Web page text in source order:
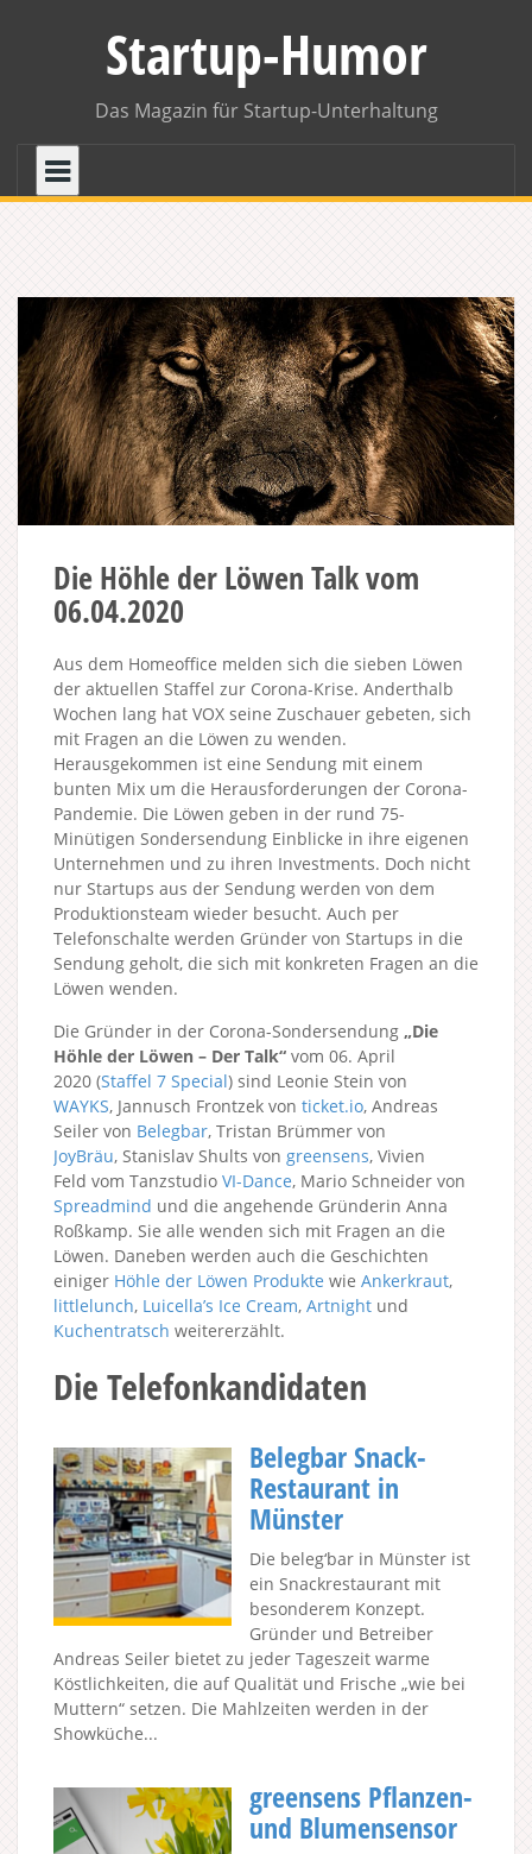
Startup-Humor
Das Magazin für Startup-Unterhaltung
Die Höhle der Löwen Talk vom
06.04.2020
Aus dem Homeoffice melden sich die sieben Löwen
der aktuellen Staffel zur Corona-Krise. Anderthalb
Wochen lang hat VOX seine Zuschauer gebeten, sich
mit Fragen an die Löwen zu wenden.
Herausgekommen ist eine Sendung mit einem
bunten Mix um die Herausforderungen der Corona-
Pandemie. Die Löwen geben in der rund 75-
Minütigen Sondersendung Einblicke in ihre eigenen
Unternehmen und zu ihren Investments. Doch nicht
nur Startups aus der Sendung werden von dem
Produktionsteam wieder besucht. Auch per
Telefonschalte werden Gründer von Startups in die
Sendung geholt, die sich mit konkreten Fragen an die
Löwen wenden.
Die Gründer in der Corona-Sondersendung „Die
Höhle der Löwen – Der Talk“ vom 06. April
2020 (Staffel 7 Special) sind Leonie Stein von
WAYKS, Jannusch Frontzek von ticket.io, Andreas
Seiler von Belegbar, Tristan Brümmer von
JoyBräu, Stanislav Shults von greensens, Vivien
Feld vom Tanzstudio VI-Dance, Mario Schneider von
Spreadmind und die angehende Gründerin Anna
Roßkamp. Sie alle wenden sich mit Fragen an die
Löwen. Daneben werden auch die Geschichten
einiger Höhle der Löwen Produkte wie Ankerkraut,
littlelunch, Luicella’s Ice Cream, Artnight und
Kuchentratsch weitererzählt.
Die Telefonkandidaten
Belegbar Snack-
Restaurant in
Münster
Die beleg‘bar in Münster ist
ein Snackrestaurant mit
besonderem Konzept.
Gründer und Betreiber
Andreas Seiler bietet zu jeder Tageszeit warme
Köstlichkeiten, die auf Qualität und Frische „wie bei
Muttern“ setzen. Die Mahlzeiten werden in der
Showküche...
greensens Pflanzen-
und Blumensensor